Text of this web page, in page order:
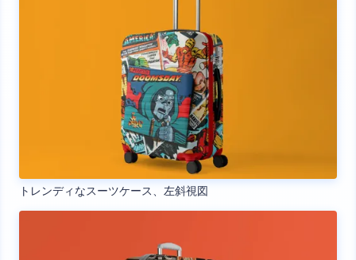
トレンディなスーツケース、左斜視図